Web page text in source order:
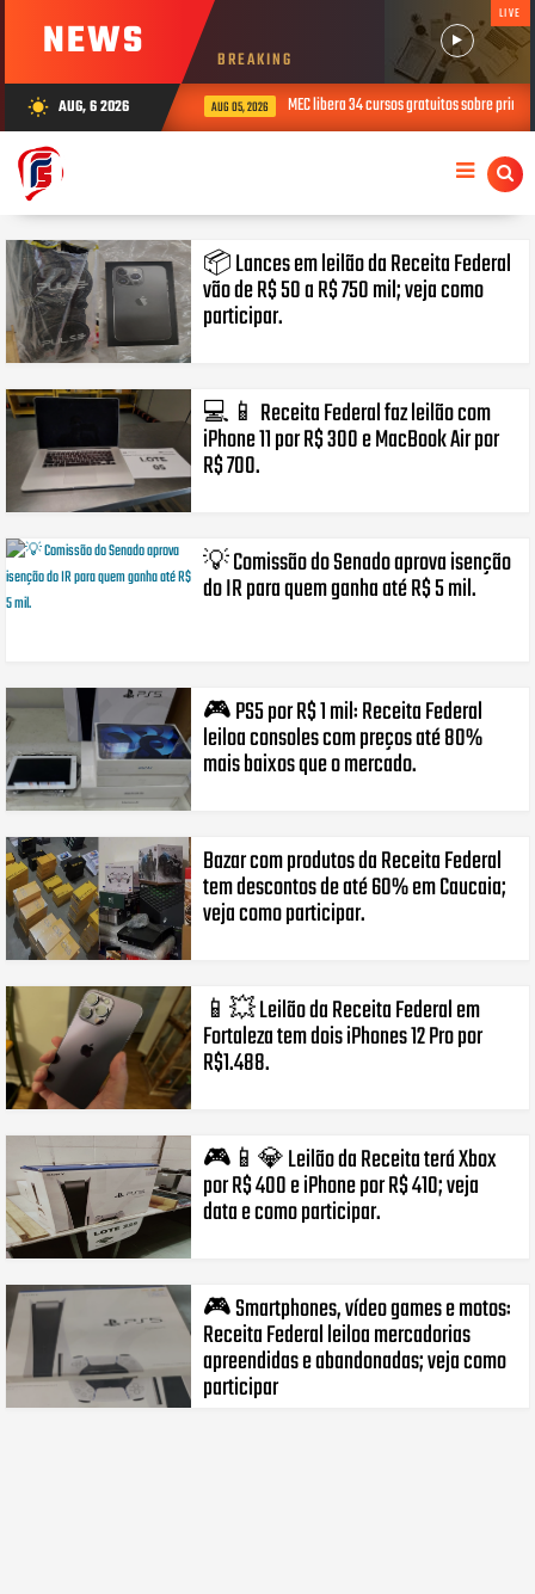
NEWS BREAKING
LIVE
wb_sunny AUG, 6 2026 AUG 05, 2026 MEC libera 34 cursos gratuitos sobre
📦 Lances em leilão da Receita Federal
vão de R$ 50 a R$ 750 mil; veja como
participar.
💻📱 Receita Federal faz leilão com
iPhone 11 por R$ 300 e MacBook Air por
R$ 700.
💡 Comissão do Senado aprova isenção
do IR para quem ganha até R$ 5 mil.
🎮 PS5 por R$ 1 mil: Receita Federal
leiloa consoles com preços até 80%
mais baixos que o mercado.
Bazar com produtos da Receita Federal
tem descontos de até 60% em Caucaia;
veja como participar.
📱💥 Leilão da Receita Federal em
Fortaleza tem dois iPhones 12 Pro por
R$1.488.
🎮📱💎 Leilão da Receita terá Xbox
por R$ 400 e iPhone por R$ 410; veja
data e como participar.
🎮 Smartphones, vídeo games e motos:
Receita Federal leiloa mercadorias
apreendidas e abandonadas; veja como
participar